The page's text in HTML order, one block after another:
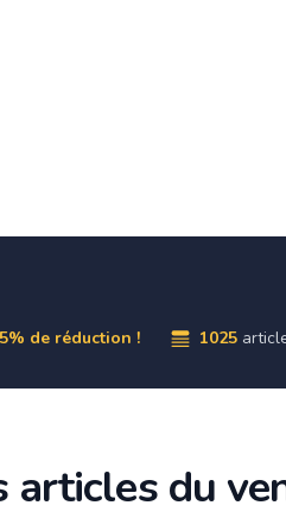
de réduction ! 1025
articles du